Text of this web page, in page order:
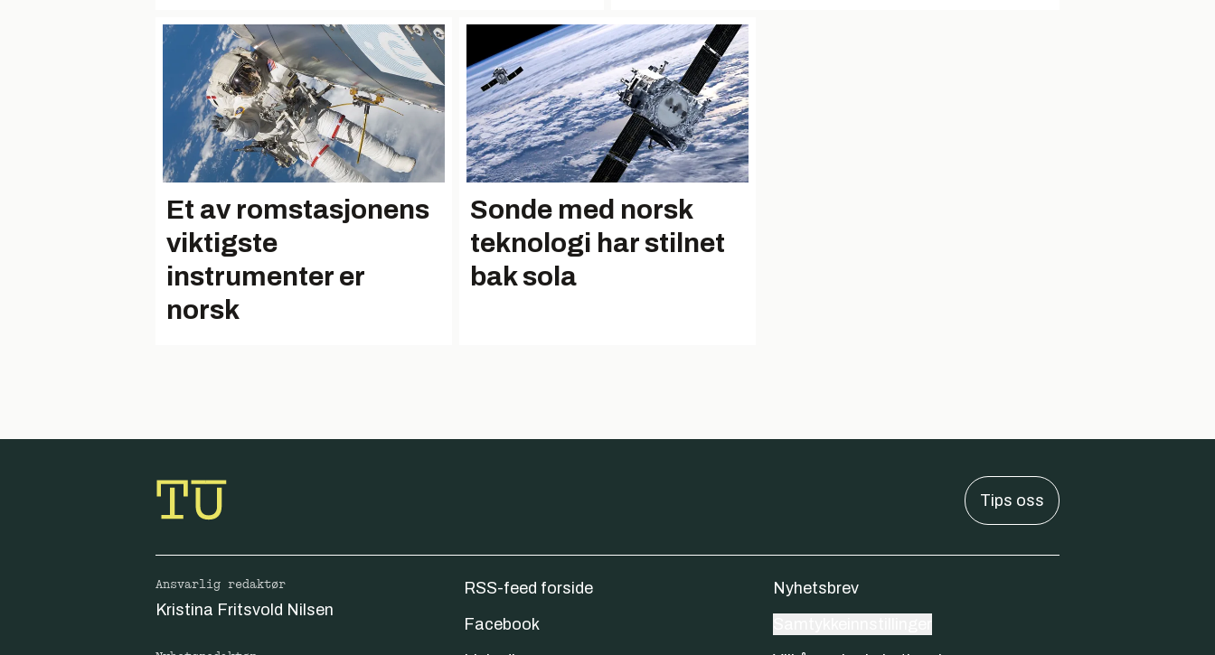
Et av romstasjonens
viktigste
instrumenter er
norsk
Sonde med norsk
teknologi har stilnet
bak sola
Tips oss
Ansvarlig redaktør
Kristina Fritsvold Nilsen
RSS-feed forside
Facebook
Nyhetsbrev